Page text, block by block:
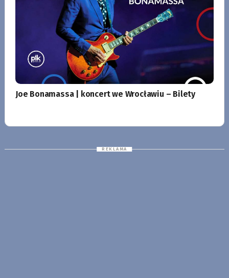
Joe Bonamassa | koncert we Wrocławiu – Bilety